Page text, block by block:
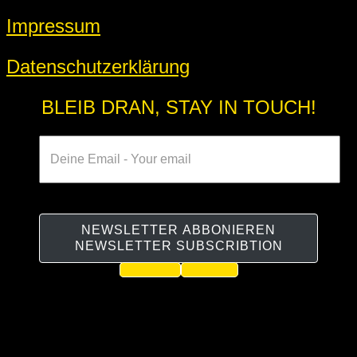
Impressum
Datenschutzerklärung
BLEIB DRAN, STAY IN TOUCH!
NEWSLETTER ABBONIEREN
NEWSLETTER SUBSCRIBTION
Facebook
Instagram